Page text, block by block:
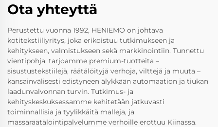
Ota yhteyttä
Perustettu vuonna 1992, HENIEMO on johtava
kotitekstiiliyritys, joka erikoistuu tutkimukseen ja
kehitykseen, valmistukseen sekä markkinointiin. Tunnettu
vientipohja, tarjoamme premium-tuotteita –
sisustustekstiilejä, räätälöityjä verhoja, vilttejä ja muuta –
kansainvälisesti edistyneen älykkään automaation ja tiukan
laadunvalvonnan turvin. Tutkimus- ja
kehityskeskuksessamme kehitetään jatkuvasti
toiminnallisia ja tyylikkäitä malleja, ja
massaräätälöintipalvelumme verhoille erottuu Kiinassa.